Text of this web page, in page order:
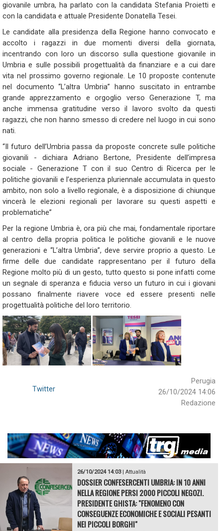
giovanile umbra, ha parlato con la candidata Stefania Proietti e
con la candidata e attuale Presidente Donatella Tesei.
Le candidate alla presidenza della Regione hanno convocato e
accolto i ragazzi in due momenti diversi della giornata,
incentrando con loro un discorso sulla questione giovanile in
Umbria e sulle possibili progettualità da finanziare e a cui dare
vita nel prossimo governo regionale. Le 10 proposte contenute
nel documento “L’altra Umbria” hanno suscitato in entrambe
grande apprezzamento e orgoglio verso Generazione T, ma
anche immensa gratitudine verso il lavoro svolto da questi
ragazzi, che non hanno smesso di credere nel luogo in cui sono
nati.
“Il futuro dell’Umbria passa da proposte concrete sulle politiche
giovanili - dichiara Adriano Bertone, Presidente dell’impresa
sociale - Generazione T con il suo Centro di Ricerca per le
politiche giovanili e l’esperienza pluriennale accumulata in questo
ambito, non solo a livello regionale, è a disposizione di chiunque
vincerà le elezioni regionali per lavorare su questi aspetti e
problematiche”
Per la regione Umbria è, ora più che mai, fondamentale riportare
al centro della propria politica le politiche giovanili e le nuove
generazioni e “L’altra Umbria”, deve servire proprio a questo. Le
firme delle due candidate rappresentano per il futuro della
Regione molto più di un gesto, tutto questo si pone infatti come
un segnale di speranza e fiducia verso un futuro in cui i giovani
possano finalmente riavere voce ed essere presenti nelle
progettualità politiche del loro territorio.
Perugia
26/10/2024 14:06
Redazione
Twitter
26/10/2024 14:03| Attualità
DOSSIER CONFESERCENTI UMBRIA: IN 10 ANNI
NELLA REGIONE PERSI 2000 PICCOLI NEGOZI.
PRESIDENTE GHISTA: "FENOMENO CON
CONSEGUENZE ECONOMICHE E SOCIALI PESANTI
NEI PICCOLI BORGHI"